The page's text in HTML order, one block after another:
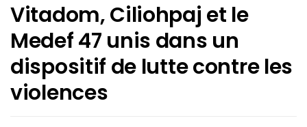
Vitadom, Ciliohpaj et le
Medef 47 unis dans un
dispositif de lutte contre les
violences